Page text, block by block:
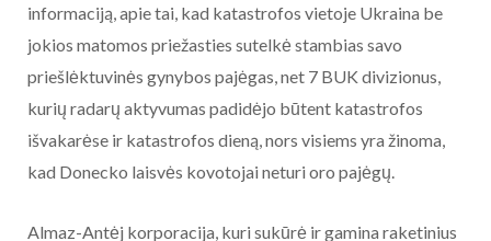
informaciją, apie tai, kad katastrofos vietoje Ukraina be
jokios matomos priežasties sutelkė stambias savo
priešlėktuvinės gynybos pajėgas, net 7 BUK divizionus,
kurių radarų aktyvumas padidėjo būtent katastrofos
išvakarėse ir katastrofos dieną, nors visiems yra žinoma,
kad Donecko laisvės kovotojai neturi oro pajėgų.
Almaz-Antėj korporacija, kuri sukūrė ir gamina raketinius